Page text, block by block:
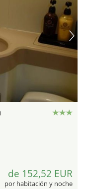
de 152,52 EUR
por habitación y noche